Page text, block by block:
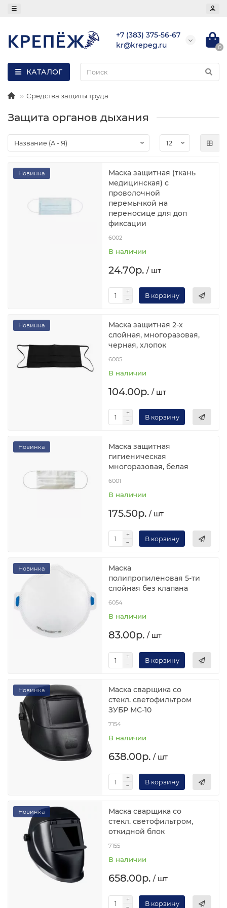
+7 (383) 375-56-67
kr@krepeg.ru
0
КАТАЛОГ
Средства защиты труда
Защита органов дыхания
Новинка
Маска защитная (ткань
медицинская) с
проволочной
перемычкой на
переносице для доп
фиксации
6002
В наличии
24.70р. / шт
В корзину
Новинка
Маска защитная 2-х
слойная, многоразовая,
черная, хлопок
6005
В наличии
104.00р. / шт
В корзину
Новинка
Маска защитная
гигиеническая
многоразовая, белая
6001
В наличии
175.50р. / шт
В корзину
Новинка
Маска
полипропиленовая 5-ти
слойная без клапана
6054
В наличии
83.00р. / шт
В корзину
Новинка
Маска сварщика со
стекл. светофильтром
ЗУБР МС-10
7154
В наличии
638.00р. / шт
В корзину
Новинка
Маска сварщика со
стекл. светофильтром,
откидной блок
7155
В наличии
658.00р. / шт
В корзину